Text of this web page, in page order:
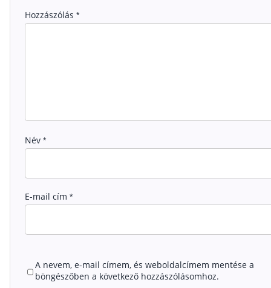
Hozzászólás *
Név *
E-mail cím *
A nevem, e-mail címem, és weboldalcímem mentése a
böngészőben a következő hozzászólásomhoz.